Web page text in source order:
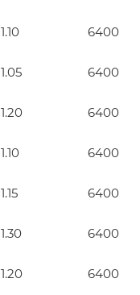
1.10 6400
1.05 6400
1.20 6400
1.10 6400
1.15 6400
1.30 6400
1.20 6400